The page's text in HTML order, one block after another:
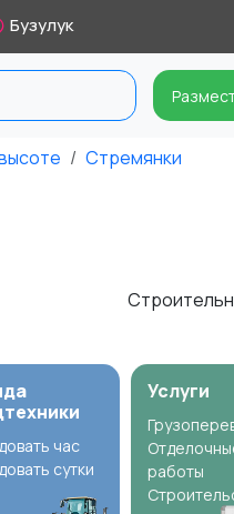
Бузулук
Стремянки
час
сутки
Услуги
работы